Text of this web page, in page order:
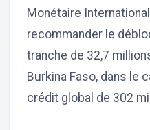
Monétaire
recommander le
tranche de 32,7
Burkina Faso, dans le
crédit global de 302